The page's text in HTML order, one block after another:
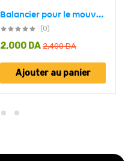
Balancier pour le mouvement d’objets célestes et la terre Décoration Moderne
(0)
2,400DA
2,000 DA
Ajouter au panier